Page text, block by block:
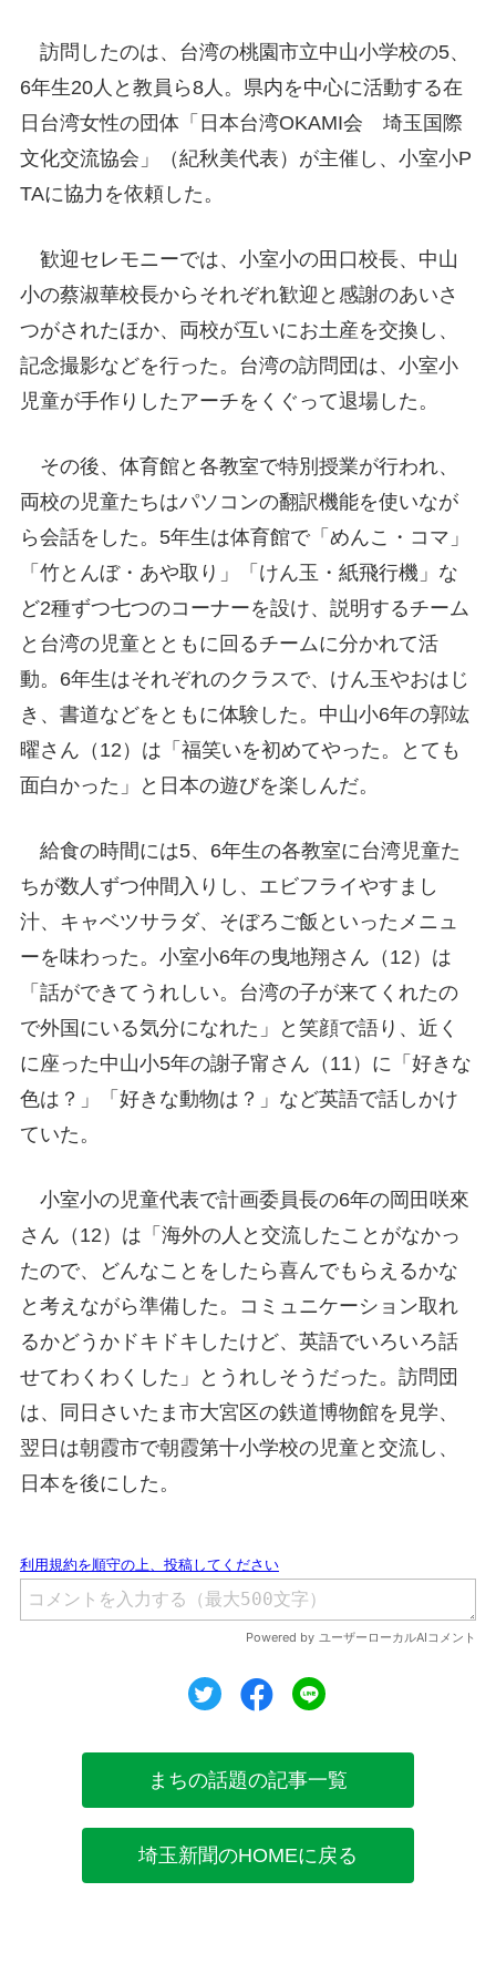
訪問したのは、台湾の桃園市立中山小学校の5、
6年生20人と教員ら8人。県内を中心に活動する在
日台湾女性の団体「日本台湾OKAMI会 埼玉国際
文化交流協会」（紀秋美代表）が主催し、小室小P
TAに協力を依頼した。
歓迎セレモニーでは、小室小の田口校長、中山
小の蔡淑華校長からそれぞれ歓迎と感謝のあいさ
つがされたほか、両校が互いにお土産を交換し、
記念撮影などを行った。台湾の訪問団は、小室小
児童が手作りしたアーチをくぐって退場した。
その後、体育館と各教室で特別授業が行われ、
両校の児童たちはパソコンの翻訳機能を使いなが
ら会話をした。5年生は体育館で「めんこ・コマ」
「竹とんぼ・あや取り」「けん玉・紙飛行機」な
ど2種ずつ七つのコーナーを設け、説明するチーム
と台湾の児童とともに回るチームに分かれて活
動。6年生はそれぞれのクラスで、けん玉やおはじ
き、書道などをともに体験した。中山小6年の郭竑
曜さん（12）は「福笑いを初めてやった。とても
面白かった」と日本の遊びを楽しんだ。
給食の時間には5、6年生の各教室に台湾児童た
ちが数人ずつ仲間入りし、エビフライやすまし
汁、キャベツサラダ、そぼろご飯といったメニュ
ーを味わった。小室小6年の曳地翔さん（12）は
「話ができてうれしい。台湾の子が来てくれたの
で外国にいる気分になれた」と笑顔で語り、近く
に座った中山小5年の謝子甯さん（11）に「好きな
色は？」「好きな動物は？」など英語で話しかけ
ていた。
小室小の児童代表で計画委員長の6年の岡田咲來
さん（12）は「海外の人と交流したことがなかっ
たので、どんなことをしたら喜んでもらえるかな
と考えながら準備した。コミュニケーション取れ
るかどうかドキドキしたけど、英語でいろいろ話
せてわくわくした」とうれしそうだった。訪問団
は、同日さいたま市大宮区の鉄道博物館を見学、
翌日は朝霞市で朝霞第十小学校の児童と交流し、
日本を後にした。
ツイートシェア
まちの話題の記事一覧
埼玉新聞のHOMEに戻る